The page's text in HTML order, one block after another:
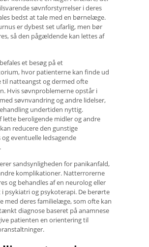
søvnforstyrrelser i deres
bedst at tale med en børnelæge.
er dybest set ufarlig, men bør
så den pågældende kan lettes af
et besøg på et
hvor patienterne kan finde ud
til natteangst og dermed ofte
Hvis søvnproblemerne opstår i
søvnvandring og andre lidelser,
undertiden nyttig.
lette beroligende midler og andre
reducere den gunstige
eventuelle ledsagende
sandsynligheden for panikanfald,
komplikationer. Natterrorerne
og behandles af en neurolog eller
i psykiatri og psykoterapi. De berørte
med deres familielæge, som ofte kan
diagnose baseret på anamnese
patienten en orientering til